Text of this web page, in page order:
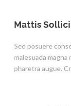
Mattis
Sed posuere
malesuada magna
pharetra augue.